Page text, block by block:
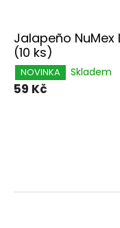
Jalapeño
(10 ks)
NOVINKA Skladem
59 Kč